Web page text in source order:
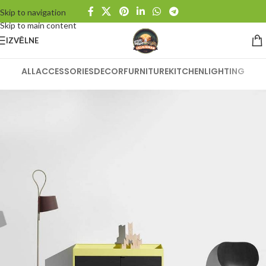
Skip to navigation
Skip to main content
IZVĒLNE
ALLACCESSORIESDECORFURNITUREKITCHENLIGHTING